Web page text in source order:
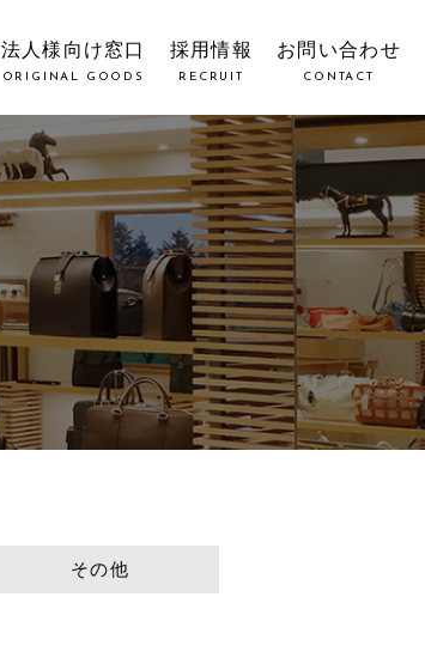
法人様向け窓口
ORIGINAL GOODS
採用情報
RECRUIT
お問い合わせ
CONTACT
その他